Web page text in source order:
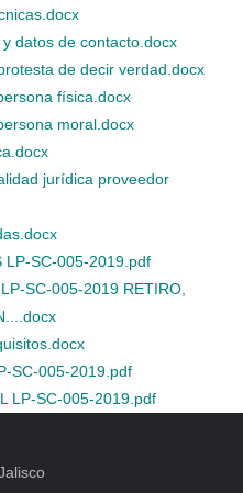
datos de contacto.docx
de decir verdad.docx
física.docx
moral.docx
jurídica proveedor
LP-SC-005-2019.pdf
SC-005-2019 RETIRO,
SC-005-2019.pdf
LP-SC-005-2019.pdf